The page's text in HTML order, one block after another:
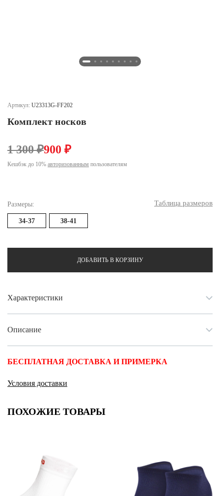
Ханты-Мансийский автономный округ (3)
Ямало-Ненецкий автономный округ (1)
Артикул: U23313G-FF202
Комплект носков
1 300 ₽900 ₽
Кешбэк до 10% авторизованным пользователям
Размеры: Таблица размеров
34-37 38-41
ДОБАВИТЬ В КОРЗИНУ
Характеристики
Описание
БЕСПЛАТНАЯ ДОСТАВКА И ПРИМЕРКА
Условия доставки
ПОХОЖИЕ ТОВАРЫ